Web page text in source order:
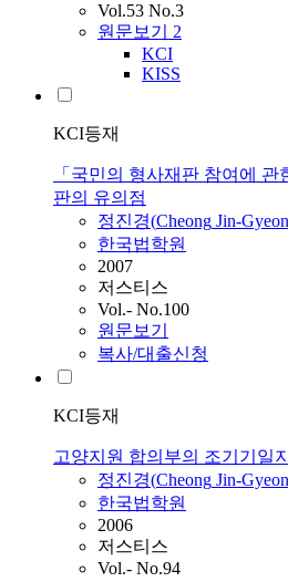
Vol.53 No.3
원문보기 2
KCI
KISS
KCI등재
「국민의 형사재판 참여에
판의 유의점
정진경(Cheong Jin-
한국법학원
2007
저스티스
Vol.- No.100
원문보기
복사/대출신청
KCI등재
고양지원 합의부의 조기기일
정진경(Cheong Jin-
한국법학원
2006
저스티스
Vol.- No.94